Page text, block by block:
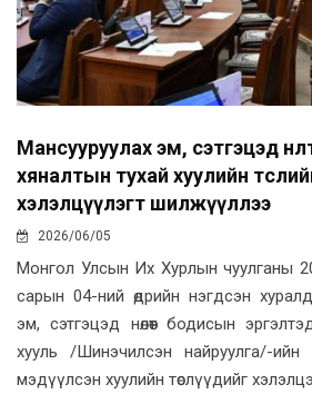
Мансууруулах эм, сэтгэцэд
хяналтын тухай хуулийн
хэлэлцүүлэгт шилжүүллээ
2026/06/05
Монгол Улсын Их Хурлын чуулганы
сарын 04-ний өдрийн нэгдсэн
эм, сэтгэцэд нөлөөт бодисын
хууль /Шинэчилсэн найруулга/-ийн
мэдүүлсэн хуулийн төслүүдийг